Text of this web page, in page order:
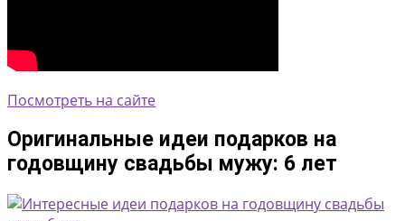
Посмотреть на сайте
Оригинальные идеи подарков на
годовщину свадьбы мужу: 6 лет